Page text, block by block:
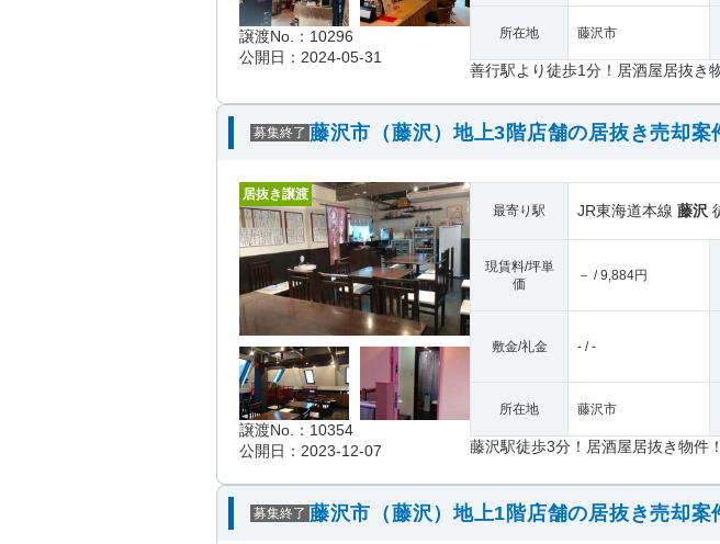
譲渡No.：10296
公開日：2024-05-31
所在地 藤沢市
善行駅より徒歩1分！居酒屋居抜き
募集終了 藤沢市（藤沢）地上3階店舗の居抜き売却案
居抜き譲渡
譲渡No.：10354
公開日：2023-12-07
最寄り駅 JR東海道本線 藤沢
現賃料/坪単
価
－ / 9,884円
敷金/礼金 - / -
所在地 藤沢市
藤沢駅徒歩3分！居酒屋居抜き物件！
募集終了 藤沢市（藤沢）地上1階店舗の居抜き売却案